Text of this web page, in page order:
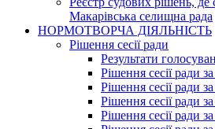
Макарівська селищна рада
НОРМОТВОРЧА ДІЯЛЬНІСТЬ
Рішення сесії ради
Результати
Рішення сесії ради
Рішення сесії ради
Рішення сесії ради
Рішення сесії ради